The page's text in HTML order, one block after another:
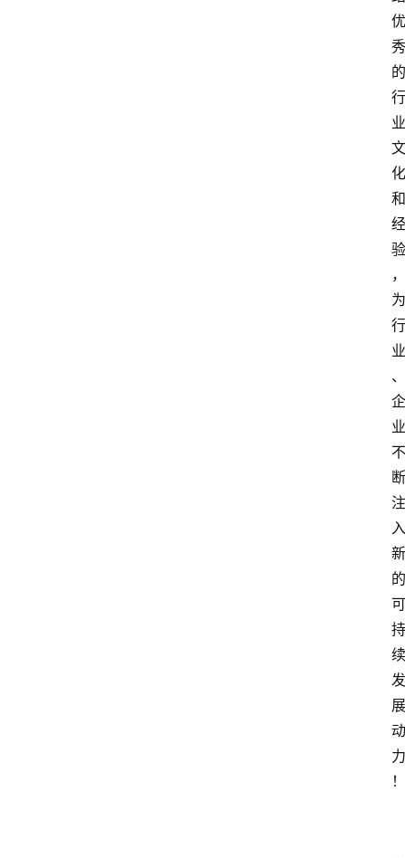
优
秀
的
行
业
文
化
和
经
验
，
为
行
业
、
企
业
不
断
注
入
新
的
可
持
续
发
展
动
力
！